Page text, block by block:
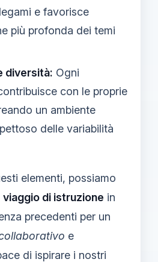
e favorisce
più profonda dei temi
diversità: Ogni
con le proprie
un ambiente
delle variabilità
elementi, possiamo
viaggio di istruzione in
precedenti per un
e
di ispirare i nostri